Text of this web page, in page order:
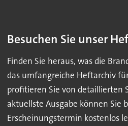
Besuchen Sie unser
Finden Sie heraus, was die
das umfangreiche Heftarchiv
profitieren Sie von detaillierten
aktuellste Ausgabe können Sie
Erscheinungstermin kostenlos